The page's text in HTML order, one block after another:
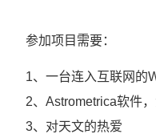
参加项目需要：
1、一台连入互联网的
2、Astrometrica软件
3、对天文的热爱